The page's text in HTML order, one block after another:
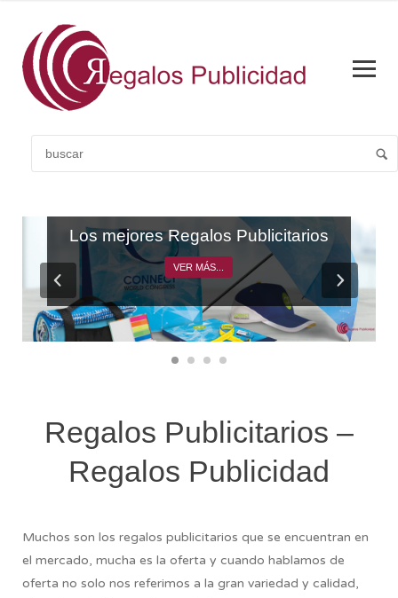
Los mejores Regalos Publicitarios
VER MÁS...
Regalos Publicitarios –
Regalos Publicidad
Muchos son los regalos publicitarios que se encuentran en
el mercado, mucha es la oferta y cuando hablamos de
oferta no solo nos referimos a la gran variedad y calidad,